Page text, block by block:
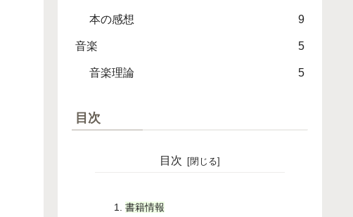
本の感想 9
音楽 5
音楽理論 5
目次
目次
書籍情報